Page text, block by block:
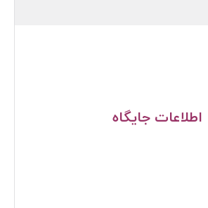
اطلاعات جایگاه